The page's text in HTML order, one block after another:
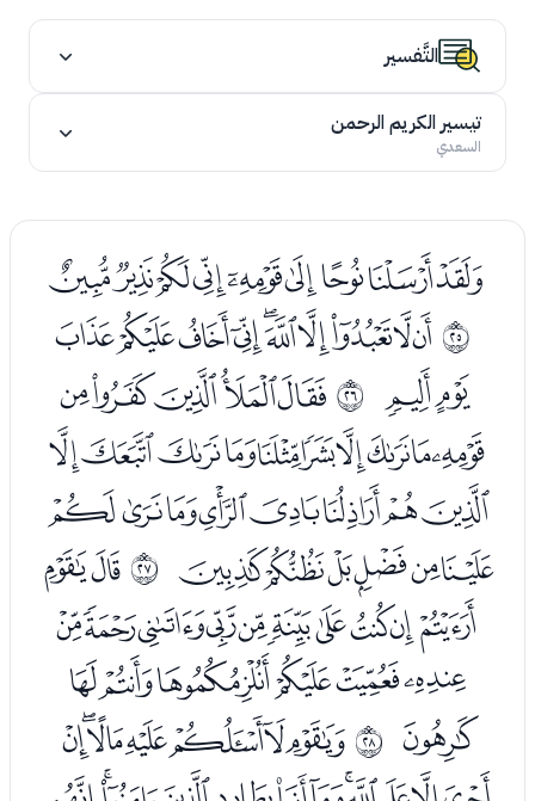
التَّفسير
تيسير الكريم الرحمن
السعدي
ﮝﮞﮟﮠﮡﮢﮣﮤﮥ
ﰘﮧﮨﮩﮪﮫﮬﮭﮮﮯﮰ
ﮱﯓ ﰙﯕﯖﯗﯘﯙ
ﯚﯛﯜﯝﯞﯟﯠﯡﯢﯣ
ﯤﯥﯦﯧﯨﯩﯪﯫ
ﯬﯭﯮﯯﯰﯱ ﰚﯳﯴ
ﯵﯶﯷﯸﯹﯺﯻﯼﯽﯾ
ﯿﰀﰁﰂﰃﰄ
ﰅ ﰛﭑﭒﭓﭔﭕﭖﭗ